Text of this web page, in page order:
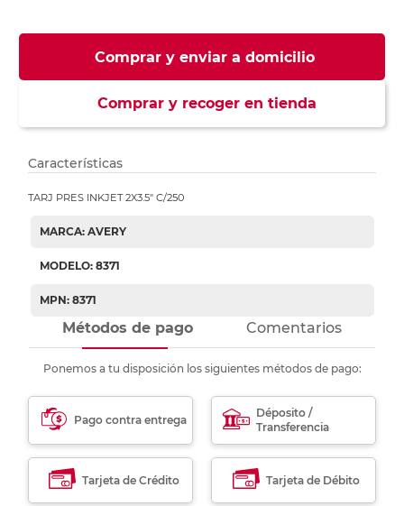
Comprar y enviar a domicilio
Comprar y recoger en tienda
Características
TARJ PRES INKJET 2X3.5" C/250
MARCA: AVERY
MODELO: 8371
MPN: 8371
Métodos de pago Comentarios
Ponemos a tu disposición los siguientes métodos de pago:
Pago contra entrega
Déposito /
Transferencia
Tarjeta de Crédito Tarjeta de Débito